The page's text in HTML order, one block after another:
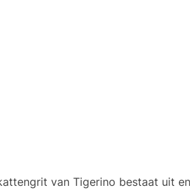
van Tigerino bestaat uit